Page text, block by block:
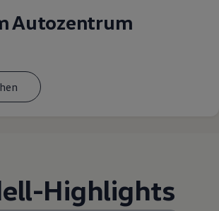
Autozentrum
-Highlights